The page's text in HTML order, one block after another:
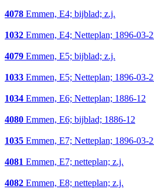
4078 Emmen, E4; bijblad; z.j.
1032 Emmen, E4; Netteplan; 1896-03-
4079 Emmen, E5; bijblad; z.j.
1033 Emmen, E5; Netteplan; 1896-03-
1034 Emmen, E6; Netteplan; 1886-12
4080 Emmen, E6; bijblad; 1886-12
1035 Emmen, E7; Netteplan; 1896-03-
4081 Emmen, E7; netteplan; z.j.
4082 Emmen, E8; netteplan; z.j.